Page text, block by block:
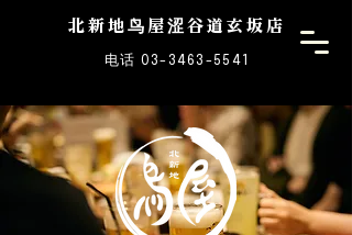
北新地鸟屋涩谷道玄坂店
电话 03-3463-5541